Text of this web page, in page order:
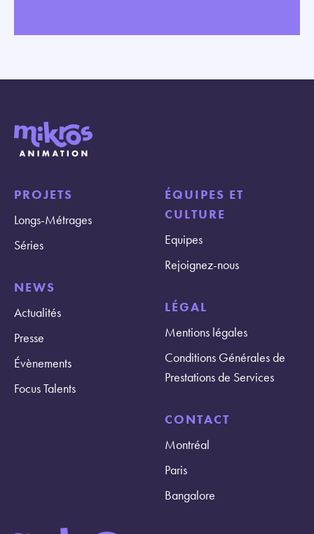
PROJETS
Longs-Métrages
Séries
NEWS
Actualités
Presse
Évènements
Focus Talents
ÉQUIPES ET
CULTURE
Equipes
Rejoignez-nous
LÉGAL
Mentions légales
Conditions Générales de
Prestations de Services
CONTACT
Montréal
Paris
Bangalore